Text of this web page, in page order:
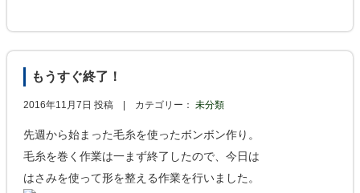
もうすぐ終了！
2016年11月7日 投稿 | カテゴリー：未分類
先週から始まった毛糸を使ったボンボン作り。
毛糸を巻く作業は一まず終了したので、今日は
はさみを使って形を整える作業を行いました。